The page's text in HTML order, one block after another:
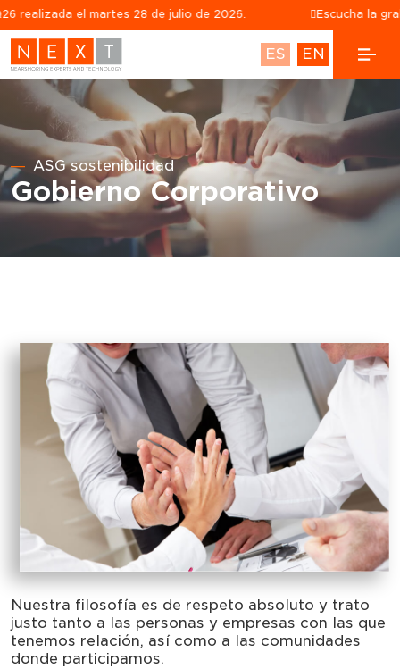
el martes 28 de julio de 2026. Escucha la
ES EN
ASG sostenibilidad
Gobierno Corporativo
Nuestra filosofía es de respeto absoluto y trato
justo tanto a las personas y empresas con las que
tenemos relación, así como a las comunidades
donde participamos.